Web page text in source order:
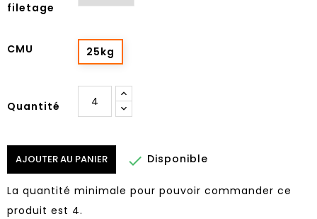
filetage
CMU 25kg
Quantité
AJOUTER AU PANIER  Disponible
La quantité minimale pour pouvoir commander ce
produit est 4.